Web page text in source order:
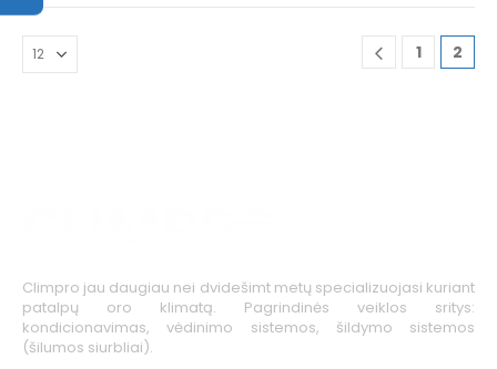
1 2
Climpro jau daugiau nei dvidešimt metų specializuojasi kuriant
patalpų oro klimatą. Pagrindinės veiklos sritys:
kondicionavimas, vėdinimo sistemos, šildymo sistemos
(šilumos siurbliai).